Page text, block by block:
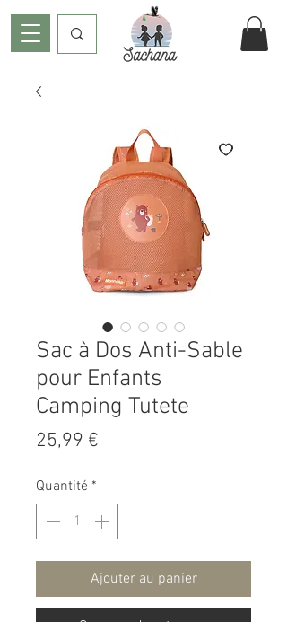
Sac à Dos Anti-Sable
pour Enfants
Camping Tutete
25,99 €
Quantité *
Ajouter au panier